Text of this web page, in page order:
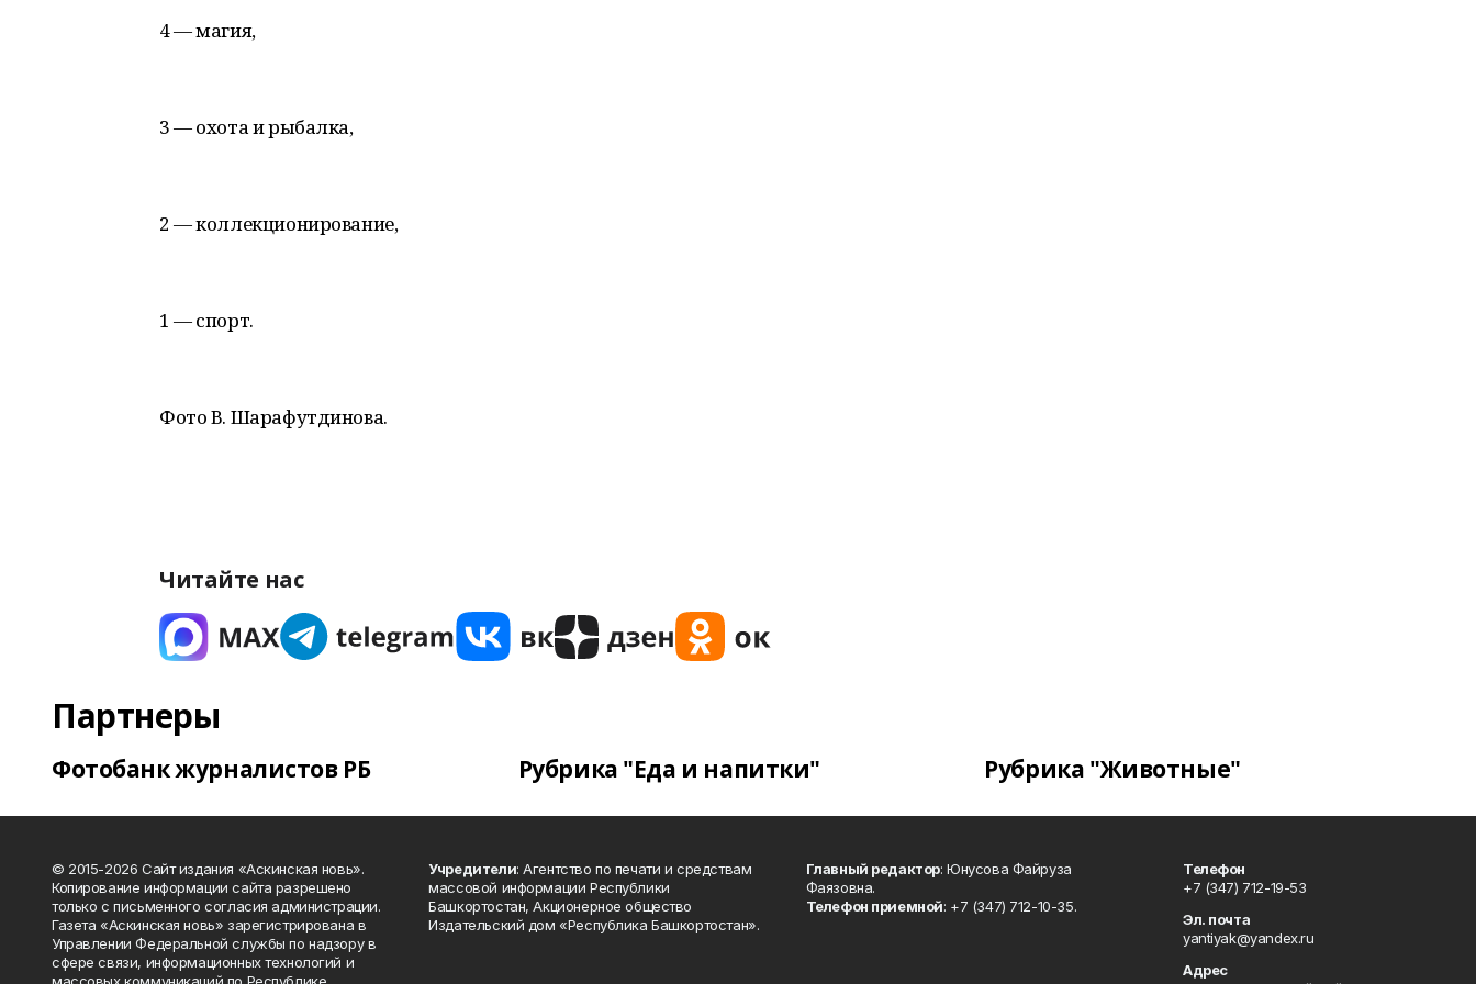
4 — магия,
3 — охота и рыбалка,
2 — коллекционирование,
1 — спорт.
Фото В. Шарафутдинова.
Читайте нас
Партнеры
Фотобанк журналистов РБ Рубрика "Еда и напитки" Рубрика "Животные"
© 2015-2026 Сайт издания «Аскинская новь».
Копирование информации сайта разрешено
только с письменного согласия администрации.
Газета «Аскинская новь» зарегистрирована в
Управлении Федеральной службы по надзору в
сфере связи, информационных технологий и
Учредители: Агентство по печати и средствам
массовой информации Республики
Башкортостан, Акционерное общество
Издательский дом «Республика Башкортостан».
Главный редактор: Юнусова Файруза
Фаязовна.
Телефон приемной: +7 (347) 712-10-35.
Телефон
+7 (347) 712-19-53
Эл. почта
yantiyak@yandex.ru
Адрес